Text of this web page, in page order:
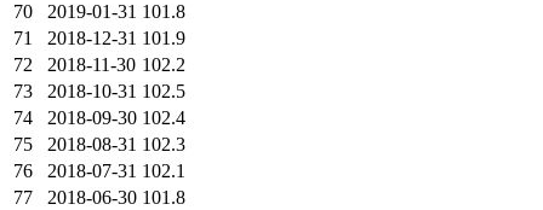
70
2019-01-31 101.8
71
2018-12-31 101.9
72
2018-11-30 102.2
73
2018-10-31 102.5
74
2018-09-30 102.4
75
2018-08-31 102.3
76
2018-07-31 102.1
77
2018-06-30 101.8